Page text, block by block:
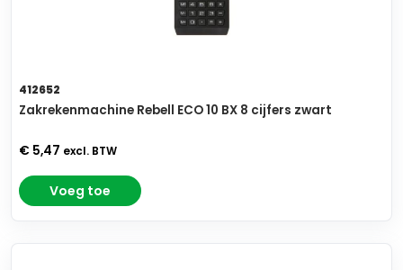
412652
Zakrekenmachine Rebell ECO 10 BX 8 cijfers zwart
€ 5,47 excl. BTW
Voeg toe